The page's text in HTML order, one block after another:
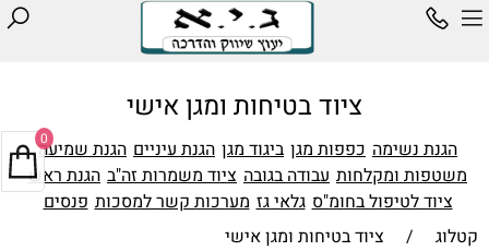
ציוד בטיחות ומגן אישי
הגנת נשימה כפפות מגן ביגוד מגן הגנת עיניים הגנת שמיעה
משטפות ומקלחות עבודה בגובה ציוד משמרות זה"ב הגנת ראש
ציוד לטיפול בחומ"ס גלאי גז מערכות קשר למסכות פנסים
קטלוג
/ ציוד בטיחות ומגן אישי
0